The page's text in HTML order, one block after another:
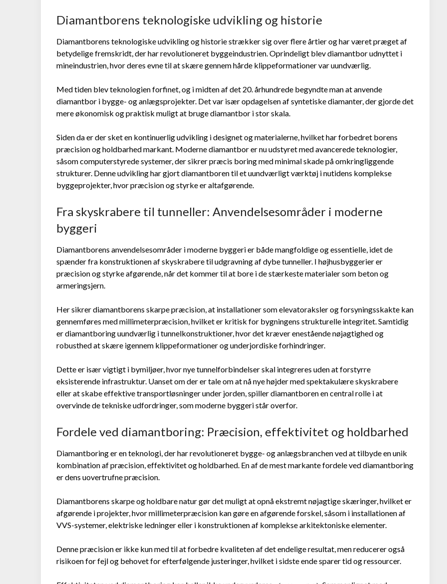
Diamantborens teknologiske udvikling og historie
Diamantborens teknologiske udvikling og historie strækker sig over flere årtier og har været præget af
betydelige fremskridt, der har revolutioneret byggeindustrien. Oprindeligt blev diamantbor udnyttet i
mineindustrien, hvor deres evne til at skære gennem hårde klippeformationer var uundværlig.
Med tiden blev teknologien forfinet, og i midten af det 20. århundrede begyndte man at anvende
diamantbor i bygge- og anlægsprojekter. Det var især opdagelsen af syntetiske diamanter, der gjorde det
mere økonomisk og praktisk muligt at bruge diamantbor i stor skala.
Siden da er der sket en kontinuerlig udvikling i designet og materialerne, hvilket har forbedret borens
præcision og holdbarhed markant. Moderne diamantbor er nu udstyret med avancerede teknologier,
såsom computerstyrede systemer, der sikrer præcis boring med minimal skade på omkringliggende
strukturer. Denne udvikling har gjort diamantboren til et uundværligt værktøj i nutidens komplekse
byggeprojekter, hvor præcision og styrke er altafgørende.
Fra skyskrabere til tunneller: Anvendelsesområder i moderne
byggeri
Diamantborens anvendelsesområder i moderne byggeri er både mangfoldige og essentielle, idet de
spænder fra konstruktionen af skyskrabere til udgravning af dybe tunneller. I højhusbyggerier er
præcision og styrke afgørende, når det kommer til at bore i de stærkeste materialer som beton og
armeringsjern.
Her sikrer diamantborens skarpe præcision, at installationer som elevatoraksler og forsyningsskakte kan
gennemføres med millimeterpræcision, hvilket er kritisk for bygningens strukturelle integritet. Samtidig
er diamantboring uundværlig i tunnelkonstruktioner, hvor det kræver enestående nøjagtighed og
robusthed at skære igennem klippeformationer og underjordiske forhindringer.
Dette er især vigtigt i bymiljøer, hvor nye tunnelforbindelser skal integreres uden at forstyrre
eksisterende infrastruktur. Uanset om der er tale om at nå nye højder med spektakulære skyskrabere
eller at skabe effektive transportløsninger under jorden, spiller diamantboren en central rolle i at
overvinde de tekniske udfordringer, som moderne byggeri står overfor.
Fordele ved diamantboring: Præcision, effektivitet og holdbarhed
Diamantboring er en teknologi, der har revolutioneret bygge- og anlægsbranchen ved at tilbyde en unik
kombination af præcision, effektivitet og holdbarhed. En af de mest markante fordele ved diamantboring
er dens uovertrufne præcision.
Diamantborens skarpe og holdbare natur gør det muligt at opnå ekstremt nøjagtige skæringer, hvilket er
afgørende i projekter, hvor millimeterpræcision kan gøre en afgørende forskel, såsom i installationen af
VVS-systemer, elektriske ledninger eller i konstruktionen af komplekse arkitektoniske elementer.
Denne præcision er ikke kun med til at forbedre kvaliteten af det endelige resultat, men reducerer også
risikoen for fejl og behovet for efterfølgende justeringer, hvilket i sidste ende sparer tid og ressourcer.